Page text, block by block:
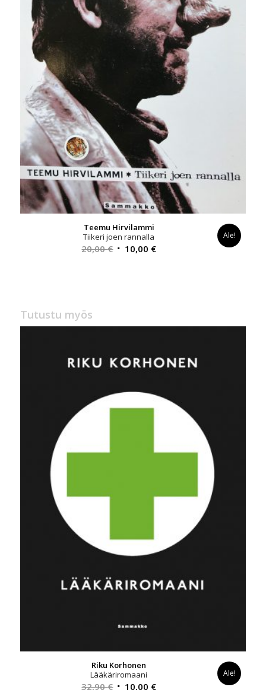
Teemu Hirvilammi
Tiikeri joen rannalla
20,00€ Alkuperäinen
10,00 €Nykyinen
Ale!
Tutustu myös
Riku Korhonen
Lääkäriromaani
32,90€ Alkuperäinen
10,00 €Nykyinen
Ale!